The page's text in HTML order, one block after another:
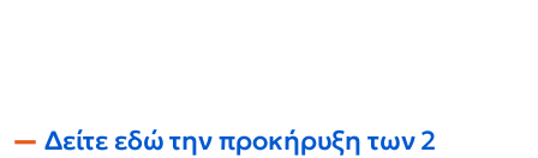
Δείτε εδώ την προκήρυξη των 2